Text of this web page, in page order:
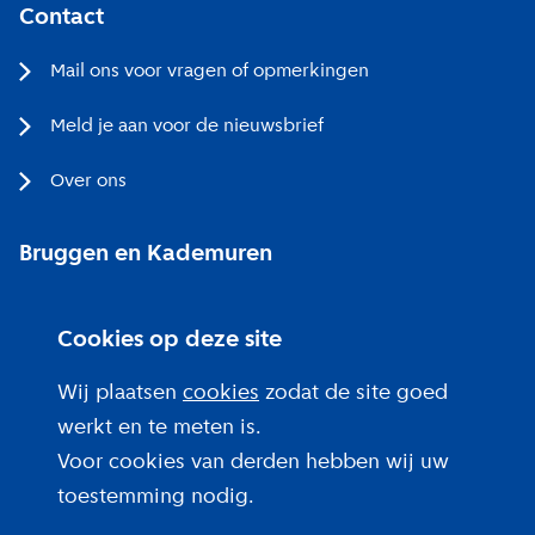
Cookies op deze site
Wij plaatsen cookies zodat de site goed
werkt en te meten is.
Voor cookies van derden hebben wij uw
toestemming nodig.
Contact
Mail ons voor vragen of opmerkingen
Meld je aan voor de nieuwsbrief
Over ons
Bruggen en Kademuren